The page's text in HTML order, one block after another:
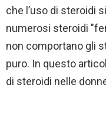
che l’uso di steroidi
numerosi steroidi
non comportano gli
puro. In questo
di steroidi nelle